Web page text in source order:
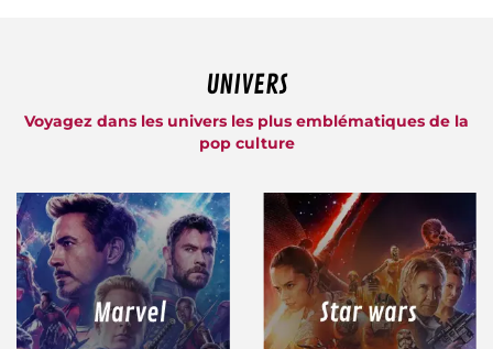
UNIVERS
Voyagez dans les univers les plus emblématiques de la
pop culture